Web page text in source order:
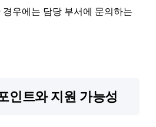
우에는 담당 부서에 문의하는
인트와 지원 가능성